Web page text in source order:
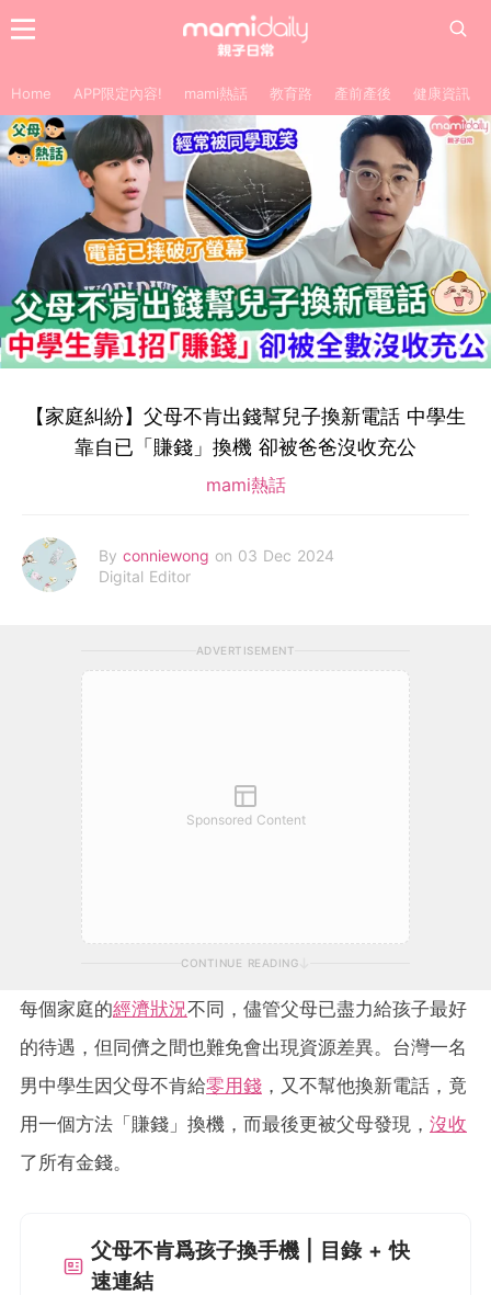
Home APP限定內容! mami熱話 教育路 產前產後 健康資訊
【家庭糾紛】父母不肯出錢幫兒子換新電話 中學生
靠自已「賺錢」換機 卻被爸爸沒收充公
mami熱話
By conniewong on 03 Dec 2024
Digital Editor
ADVERTISEMENT
Sponsored Content
CONTINUE READING
每個家庭的經濟狀況不同，儘管父母已盡力給孩子最好
的待遇，但同儕之間也難免會出現資源差異。台灣一名
男中學生因父母不肯給零用錢 ，又不幫他換新電話，竟
用一個方法「賺錢」換機，而最後更被父母發現， 沒收
了所有金錢。
父母不肯爲孩子換手機 | 目錄 + 快
速連結